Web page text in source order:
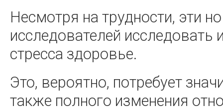
Несмотря на трудности, эти
исследователей
стресса здоровье.
Это, вероятно, потребует
также полного изменения